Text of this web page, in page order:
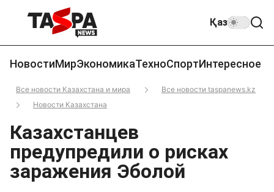
Қаз
НовостиМирЭкономикаТехноСпортИнтересное
Все новости Казахстана и мира
Все новости taspanews.kz
Новости Казахстана
Казахстанцев
предупредили о рисках
заражения Эболой